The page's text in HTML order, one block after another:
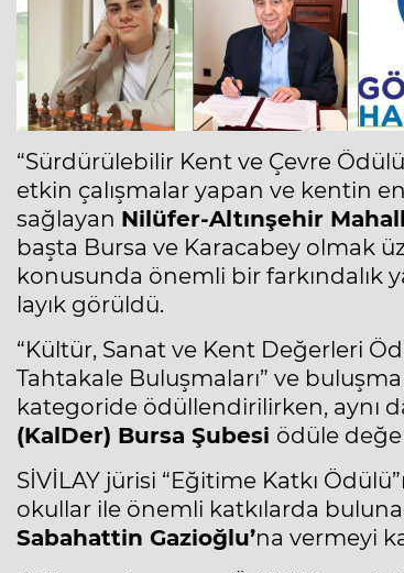
“Sürdürülebilir Kent ve Çevre
etkin çalışmalar yapan ve kentin
sağlayan Nilüfer-Altınşehir
başta Bursa ve Karacabey olmak
konusunda önemli bir farkındalık
layık görüldü.
“Kültür, Sanat ve Kent Değerleri
Tahtakale Buluşmaları” ve
kategoride ödüllendirilirken, aynı
(KalDer) Bursa Şubesi ödüle
SİVİLAY jürisi “Eğitime Katkı
okullar ile önemli katkılarda
Sabahattin Gazioğlu’na vermeyi